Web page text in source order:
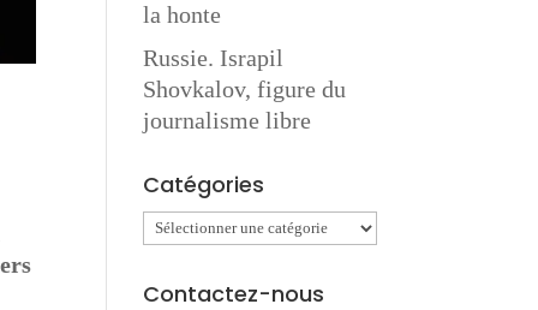
la honte
Russie. Israpil
Shovkalov, figure du
journalisme libre
Catégories
Catégories
Contactez-nous